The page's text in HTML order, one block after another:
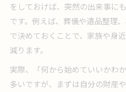
をしておけば、突然の出来事に
です。例えば、葬儀や遺品整理
で決めておくことで、家族や身
減ります。
実際、「何から始めていいかわ
多いですが、まずは自分の財産